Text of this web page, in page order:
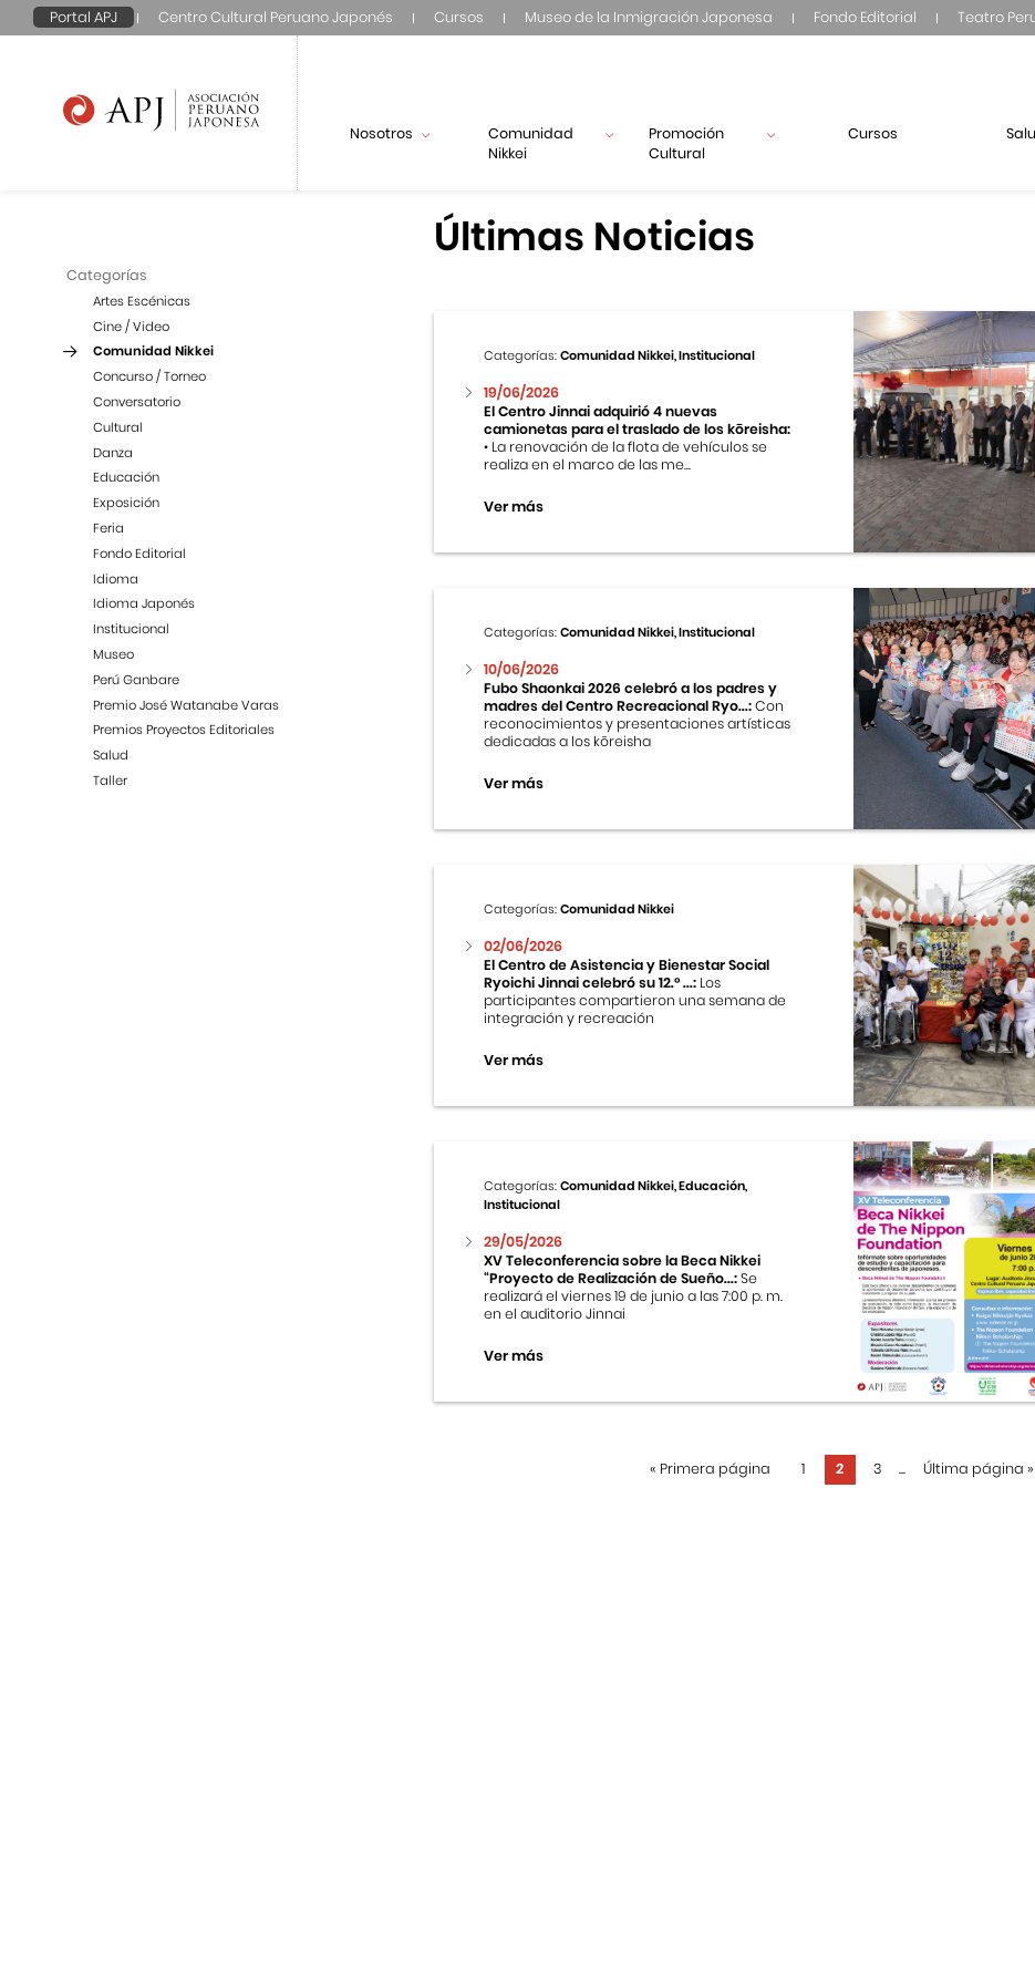
Portal APJ Centro Cultural Peruano Japonés Cursos Museo de la Inmigración Japonesa Fondo Editorial Teatro
Nosotros
Comunidad
Nikkei
Promoción
Cultural
Cursos
Categorías
Artes Escénicas
Cine / Video
Comunidad Nikkei
Concurso / Torneo
Conversatorio
Cultural
Danza
Educación
Exposición
Feria
Fondo Editorial
Idioma
Idioma Japonés
Institucional
Museo
Perú Ganbare
Premio José Watanabe Varas
Premios Proyectos Editoriales
Salud
Taller
Últimas Noticias
Categorías:Comunidad Nikkei, Institucional
19/06/2026
El Centro Jinnai adquirió 4 nuevas
camionetas para el traslado de los kōreisha:
• La renovación de la flota de vehículos se
realiza en el marco de las me...
Ver más
Categorías:Comunidad Nikkei, Institucional
10/06/2026
Fubo Shaonkai 2026 celebró a los padres y
madres del Centro Recreacional Ryo...:Con
reconocimientos y presentaciones artísticas
dedicadas a los kōreisha
Ver más
Categorías:Comunidad Nikkei
02/06/2026
El Centro de Asistencia y Bienestar Social
Ryoichi Jinnai celebró su 12.° ...: Los
participantes compartieron una semana de
integración y recreación
Ver más
Categorías:Comunidad Nikkei, Educación,
Institucional
29/05/2026
XV Teleconferencia sobre la Beca Nikkei
“Proyecto de Realización de Sueño...:Se
realizará el viernes 19 de junio a las 7:00 p. m.
en el auditorio Jinnai
Ver más
« Primera página 1 2 3 ... Última página »